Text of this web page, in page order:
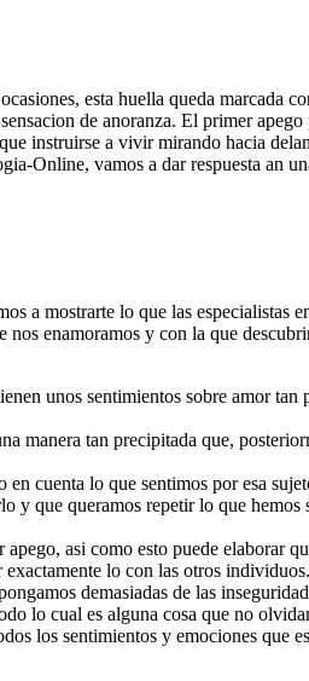
esta huella queda marcada
de anoranza. El primer
instruirse a vivir mirando hacia
Online, vamos a dar respuesta an
a mostrarte lo que las especialistas
nos enamoramos y con la que
unos sentimientos sobre amor tan
manera tan precipitada que,
cuenta lo que sentimos por esa
y que queramos repetir lo que hemos
asi­ como esto puede elaborar
exactamente lo con las otros individuos.
demasiadas de las
lo cual es alguna cosa que no
los sentimientos y emociones que